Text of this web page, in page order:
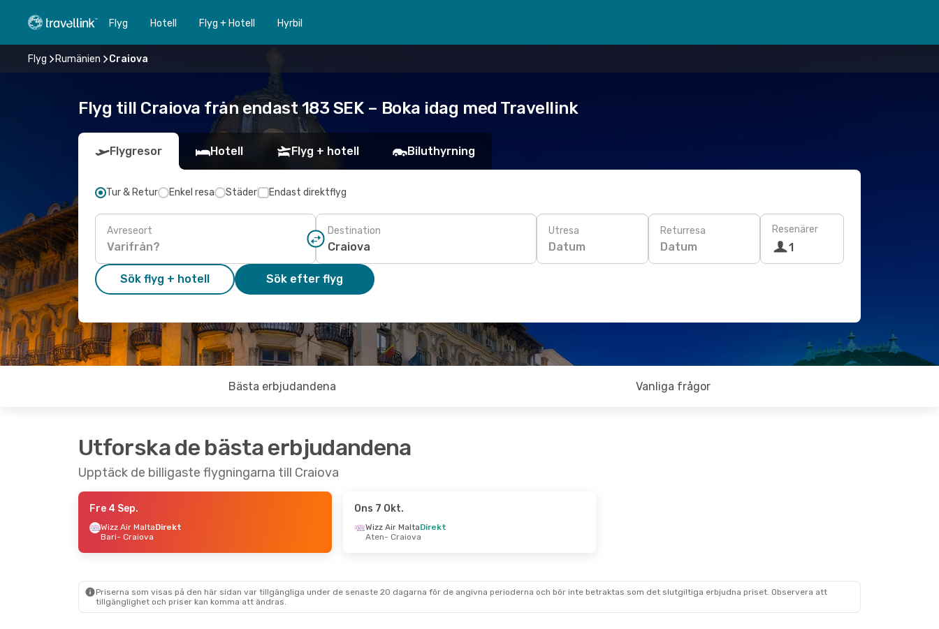
Flyg Hotell Flyg + Hotell Hyrbil
Flyg Rumänien Craiova
Flyg till Craiova från endast 183 SEK – Boka idag med Travellink
Flygresor Hotell Flyg + hotell Biluthyrning
Tur & Retur Enkel resa Städer Endast direktflyg
Avreseort Destination Utresa
Datum
Returresa
Datum
Resenärer
1
Sök flyg + hotell Sök efter flyg
Bästa erbjudandena Vanliga frågor
Utforska de bästa erbjudandena
Upptäck de billigaste flygningarna till Craiova
Fre 4 Sep.
Wizz Air MaltaDirekt
Bari- Craiova
Ons 7 Okt.
Wizz Air MaltaDirekt
Aten- Craiova
Priserna som visas på den här sidan var tillgängliga under de senaste 20 dagarna för de angivna perioderna och bör inte betraktas som det slutgiltiga erbjudna priset. Observera att
tillgänglighet och priser kan komma att ändras.